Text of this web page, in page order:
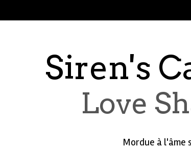
Siren's
Love
Mordue à l'âme